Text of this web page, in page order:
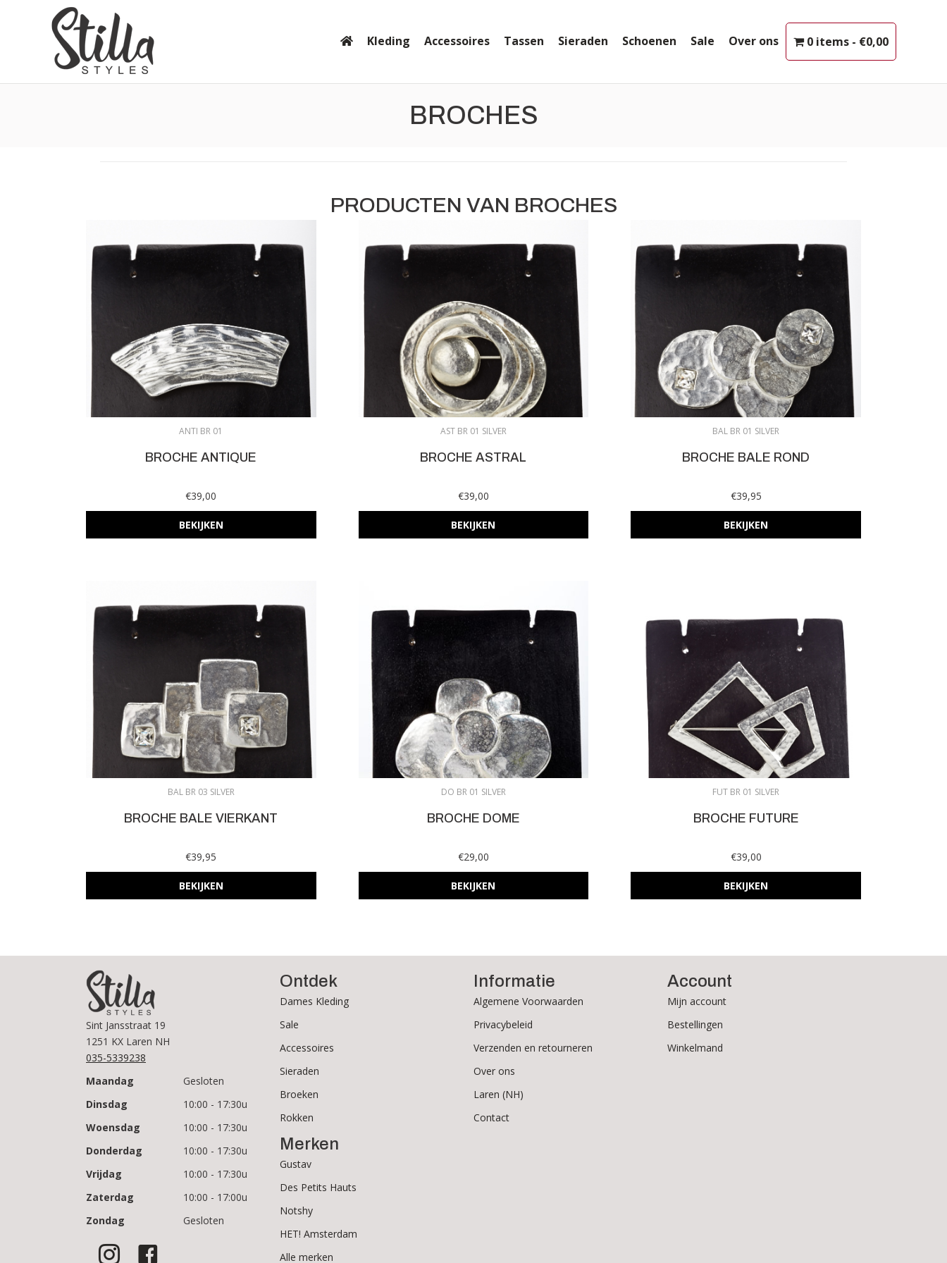
Kleding Accessoires Tassen Sieraden Schoenen Sale Over ons 0 items €0,00
BROCHES
PRODUCTEN VAN BROCHES
ANTI BR 01
BROCHE ANTIQUE
€39,00
BEKIJKEN
AST BR 01 SILVER
BROCHE ASTRAL
€39,00
BEKIJKEN
BAL BR 01 SILVER
BROCHE BALE ROND
€39,95
BEKIJKEN
BAL BR 03 SILVER
BROCHE BALE VIERKANT
€39,95
BEKIJKEN
DO BR 01 SILVER
BROCHE DOME
€29,00
BEKIJKEN
FUT BR 01 SILVER
BROCHE FUTURE
€39,00
BEKIJKEN
Sint Jansstraat 19
1251 KX Laren NH
035-5339238
Maandag
Gesloten
Dinsdag
10:00 - 17:30u
Woensdag
10:00 - 17:30u
Donderdag
10:00 - 17:30u
Vrijdag
10:00 - 17:30u
Zaterdag
10:00 - 17:00u
Zondag
Gesloten
Ontdek
Dames Kleding
Sale
Accessoires
Sieraden
Broeken
Rokken
Merken
Gustav
Des Petits Hauts
Notshy
HET! Amsterdam
Alle merken
Informatie
Algemene Voorwaarden
Privacybeleid
Verzenden en retourneren
Over ons
Laren (NH)
Contact
Account
Mijn account
Bestellingen
Winkelmand